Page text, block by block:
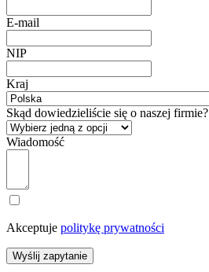
E-mail
NIP
Kraj
Skąd dowiedzieliście się o naszej firmie?
Wiadomość
Akceptuje politykę prywatności
Wyślij zapytanie